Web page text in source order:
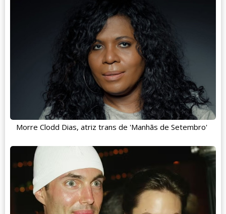
Morre Clodd Dias, atriz trans de 'Manhãs de Setembro'